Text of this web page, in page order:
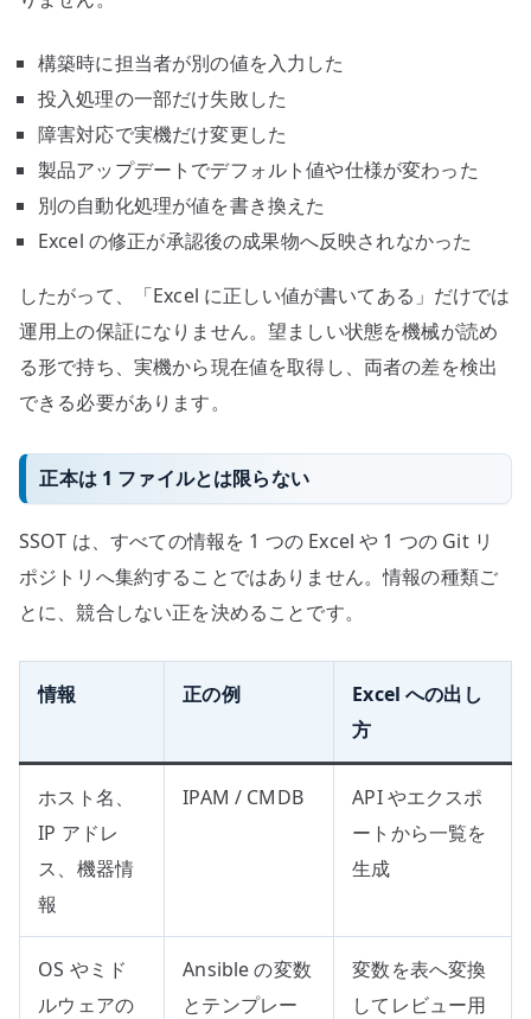
構築時に担当者が別の値を入力した
投入処理の一部だけ失敗した
障害対応で実機だけ変更した
製品アップデートでデフォルト値や仕様が変わった
別の自動化処理が値を書き換えた
Excel の修正が承認後の成果物へ反映されなかった
したがって、「Excel に正しい値が書いてある」だけでは
運用上の保証になりません。望ましい状態を機械が読め
る形で持ち、実機から現在値を取得し、両者の差を検出
できる必要があります。
正本は 1 ファイルとは限らない
SSOT は、すべての情報を 1 つの Excel や 1 つの Git リ
ポジトリへ集約することではありません。情報の種類ご
とに、競合しない正を決めることです。
情報 正の例
Excel への出し
方
ホスト名、
IP アドレ
ス、機器情
報
IPAM / CMDB
API やエクスポ
ートから一覧を
生成
OS やミド
ルウェアの
Ansible の変数
とテンプレー
変数を表へ変換
してレビュー用